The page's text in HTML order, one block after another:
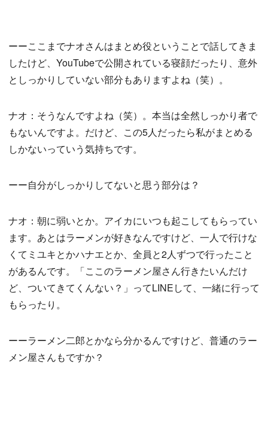
ーーここまでナオさんはまとめ役ということで話してきま
したけど、YouTubeで公開されている寝顔だったり、意外
としっかりしていない部分もありますよね（笑）。
ナオ：そうなんですよね（笑）。本当は全然しっかり者で
もないんですよ。だけど、この5人だったら私がまとめる
しかないっていう気持ちです。
ーー自分がしっかりしてないと思う部分は？
ナオ：朝に弱いとか。アイカにいつも起こしてもらってい
ます。あとはラーメンが好きなんですけど、一人で行けな
くてミユキとかハナエとか、全員と2人ずつで行ったこと
があるんです。「ここのラーメン屋さん行きたいんだけ
ど、ついてきてくんない？」ってLINEして、一緒に行って
もらったり。
ーーラーメン二郎とかなら分かるんですけど、普通のラー
メン屋さんもですか？